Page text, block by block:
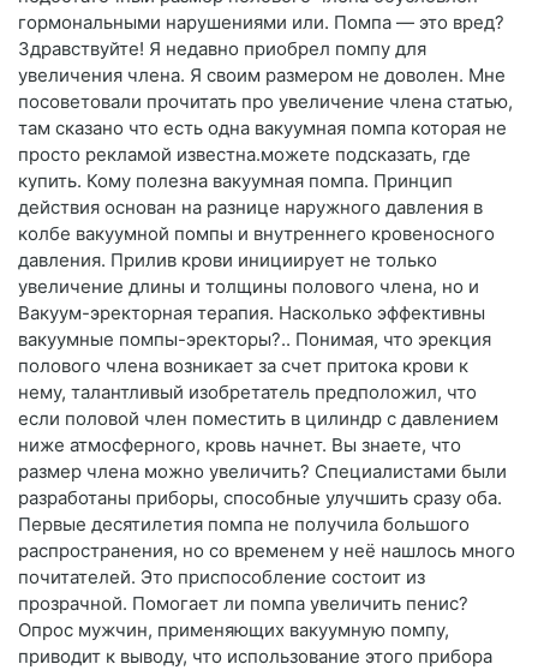
гормональными нарушениями или. Помпа — это вред?
Здравствуйте! Я недавно приобрел помпу для
увеличения члена. Я своим размером не доволен. Мне
посоветовали прочитать про увеличение члена статью,
там сказано что есть одна вакуумная помпа которая не
просто рекламой известна.можете подсказать, где
купить. Кому полезна вакуумная помпа. Принцип
действия основан на разнице наружного давления в
колбе вакуумной помпы и внутреннего кровеносного
давления. Прилив крови инициирует не только
увеличение длины и толщины полового члена, но и
Вакуум-эректорная терапия. Насколько эффективны
вакуумные помпы-эректоры?.. Понимая, что эрекция
полового члена возникает за счет притока крови к
нему, талантливый изобретатель предположил, что
если половой член поместить в цилиндр с давлением
ниже атмосферного, кровь начнет. Вы знаете, что
размер члена можно увеличить? Специалистами были
разработаны приборы, способные улучшить сразу оба.
Первые десятилетия помпа не получила большого
распространения, но со временем у неё нашлось много
почитателей. Это приспособление состоит из
прозрачной. Помогает ли помпа увеличить пенис?
Опрос мужчин, применяющих вакуумную помпу,
приводит к выводу, что использование этого прибора